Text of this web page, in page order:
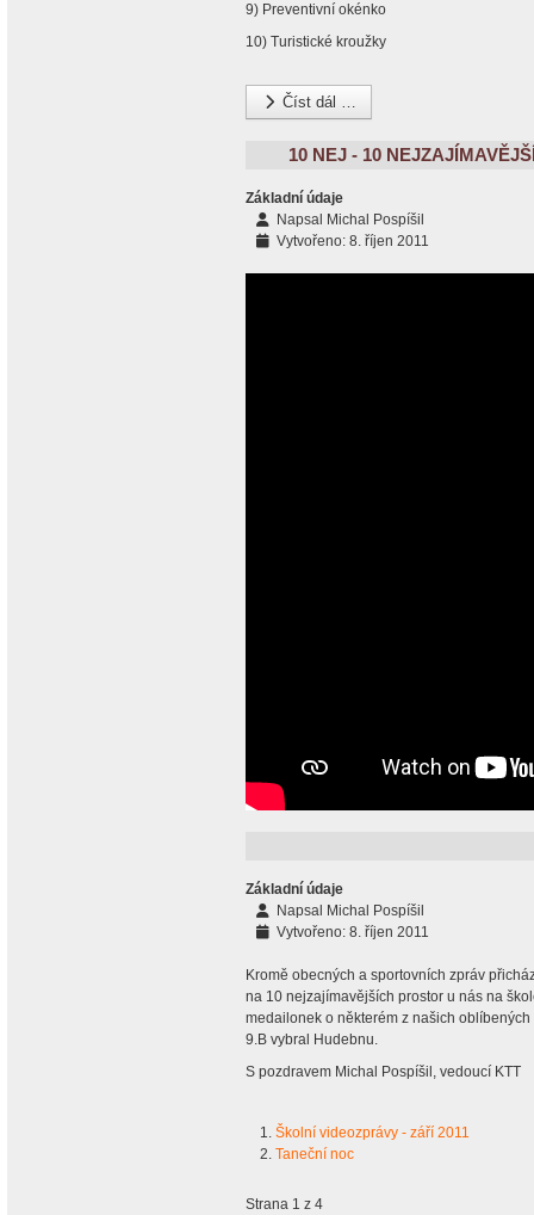
9) Preventivní okénko
10) Turistické kroužky
Číst dál …
10 NEJ - 10
Základní údaje
Napsal Michal Pospíšil
Vytvořeno: 8. říjen 2011
Základní údaje
Napsal Michal Pospíšil
Vytvořeno: 8. říjen 2011
Kromě obecných a sportovních zpráv
na 10 nejzajímavějších prostor u nás na
medailonek o některém z našich
9.B vybral Hudebnu.
S pozdravem Michal Pospíšil, vedoucí KTT
Školní videozprávy - září 2011
Taneční noc
Strana 1 z 4